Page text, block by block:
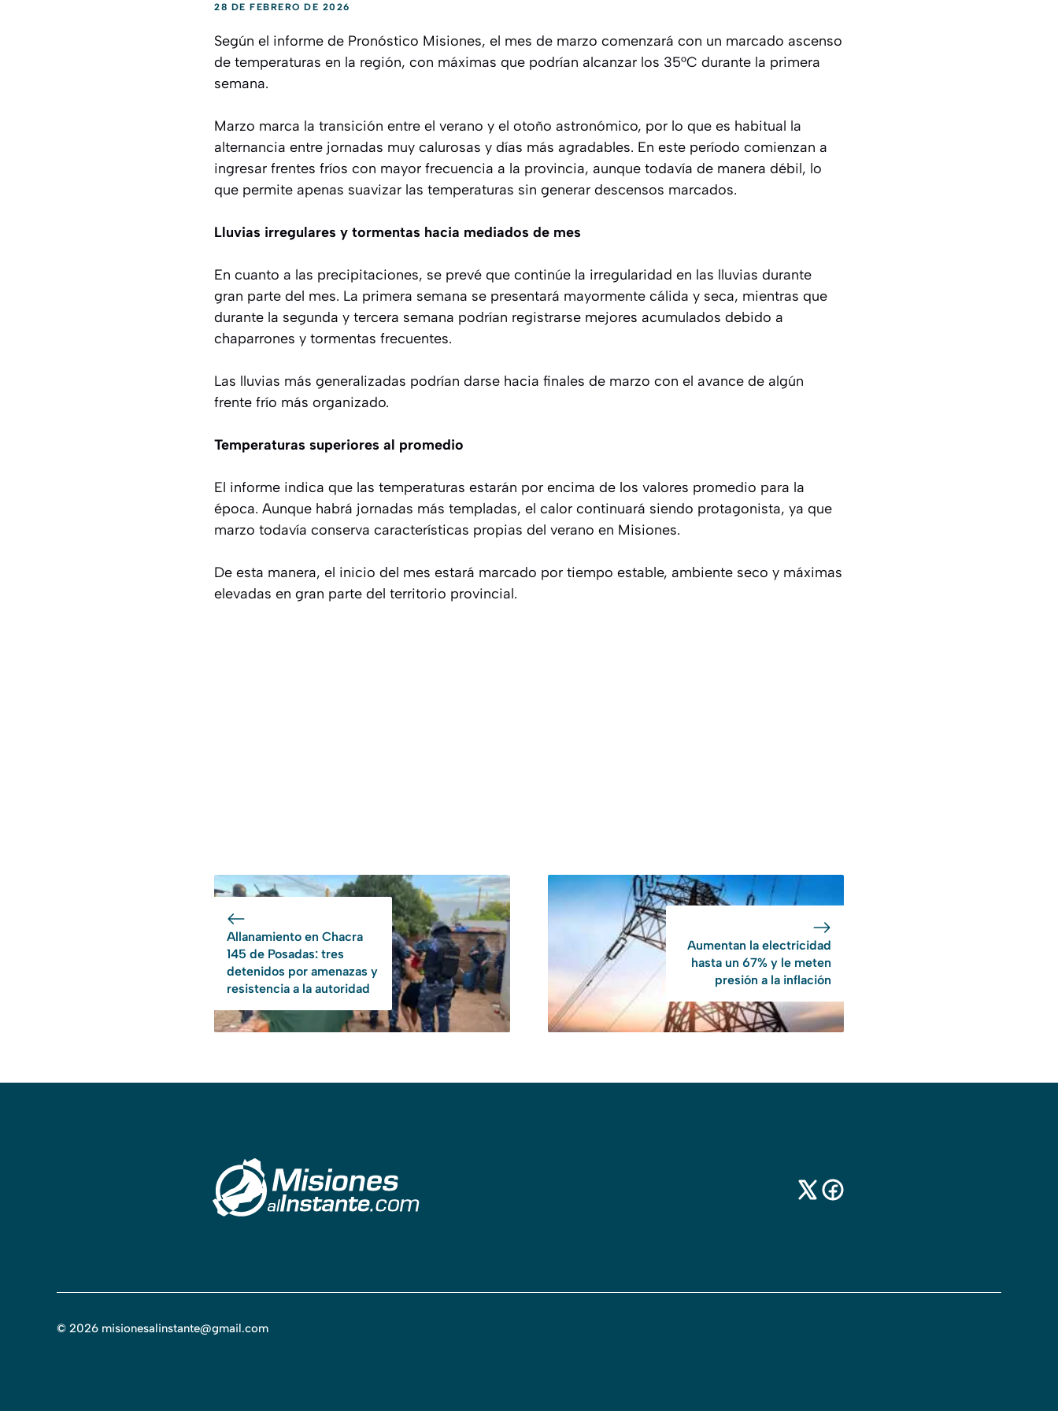
28 DE FEBRERO DE 2026
Según el informe de Pronóstico Misiones, el mes de marzo comenzará con un marcado ascenso
de temperaturas en la región, con máximas que podrían alcanzar los 35°C durante la primera
semana.
Marzo marca la transición entre el verano y el otoño astronómico, por lo que es habitual la
alternancia entre jornadas muy calurosas y días más agradables. En este período comienzan a
ingresar frentes fríos con mayor frecuencia a la provincia, aunque todavía de manera débil, lo
que permite apenas suavizar las temperaturas sin generar descensos marcados.
Lluvias irregulares y tormentas hacia mediados de mes
En cuanto a las precipitaciones, se prevé que continúe la irregularidad en las lluvias durante
gran parte del mes. La primera semana se presentará mayormente cálida y seca, mientras que
durante la segunda y tercera semana podrían registrarse mejores acumulados debido a
chaparrones y tormentas frecuentes.
Las lluvias más generalizadas podrían darse hacia finales de marzo con el avance de algún
frente frío más organizado.
Temperaturas superiores al promedio
El informe indica que las temperaturas estarán por encima de los valores promedio para la
época. Aunque habrá jornadas más templadas, el calor continuará siendo protagonista, ya que
marzo todavía conserva características propias del verano en Misiones.
De esta manera, el inicio del mes estará marcado por tiempo estable, ambiente seco y máximas
elevadas en gran parte del territorio provincial.
Allanamiento en Chacra
145 de Posadas: tres
detenidos por amenazas y
resistencia a la autoridad
Aumentan la electricidad
hasta un 67% y le meten
presión a la inflación
© 2026 misionesalinstante@gmail.com